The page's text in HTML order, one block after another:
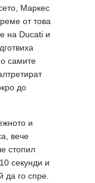
Маркес
от това
на Ducati и
самите
до
и
вече
стопил
секунди и
да го спре.